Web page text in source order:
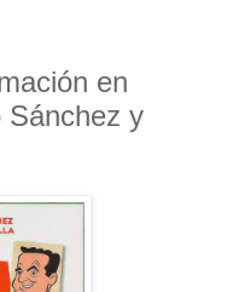
en
Sánchez y